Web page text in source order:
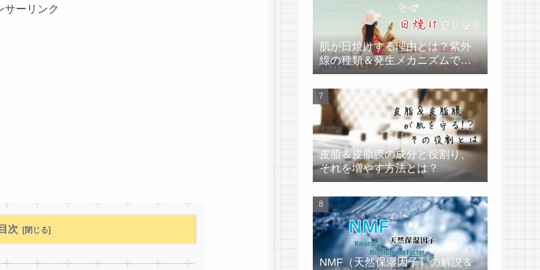
サーリンク
次
肌が日焼けする理由とは？紫外
線の種類＆発生メカニズムで学
ぶ
皮脂＆皮脂膜の成分と役割り、
それを増やす方法とは？
NMF（天然保湿因子）の解説＆